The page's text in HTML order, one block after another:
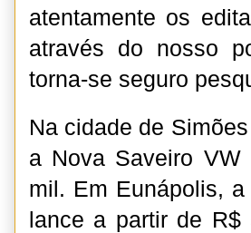
atentamente os
através do nosso
torna-se seguro
Na cidade de
a Nova Saveiro
mil. Em Eunápolis,
lance a partir de